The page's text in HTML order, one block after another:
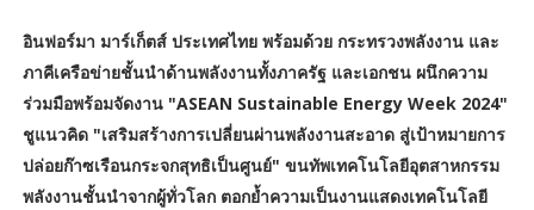
อินฟอร์มา มาร์เก็ตส์ ประเทศไทย พร้อมด้วย กระทรวงพลังงาน และ
ภาคีเครือข่ายชั้นนำด้านพลังงานทั้งภาครัฐ และเอกชน ผนึกความ
ร่วมมือพร้อมจัดงาน "ASEAN Sustainable Energy Week 2024"
ชูแนวคิด "เสริมสร้างการเปลี่ยนผ่านพลังงานสะอาด สู่เป้าหมายการ
ปล่อยก๊าซเรือนกระจกสุทธิเป็นศูนย์" ขนทัพเทคโนโลยีอุตสาหกรรม
พลังงานชั้นนำจากผู้ทั่วโลก ตอกย้ำความเป็นงานแสดงเทคโนโลยี